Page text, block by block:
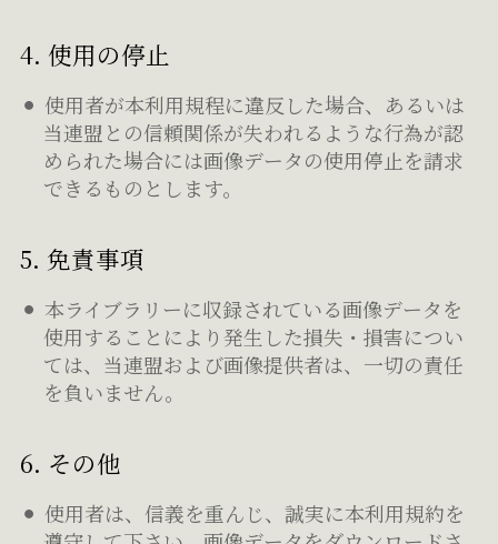
4. 使用の停止
使用者が本利用規程に違反した場合、あるいは
当連盟との信頼関係が失われるような行為が認
められた場合には画像データの使用停止を請求
できるものとします。
5. 免責事項
本ライブラリーに収録されている画像データを
使用することにより発生した損失・損害につい
ては、当連盟および画像提供者は、一切の責任
を負いません。
6. その他
使用者は、信義を重んじ、誠実に本利用規約を